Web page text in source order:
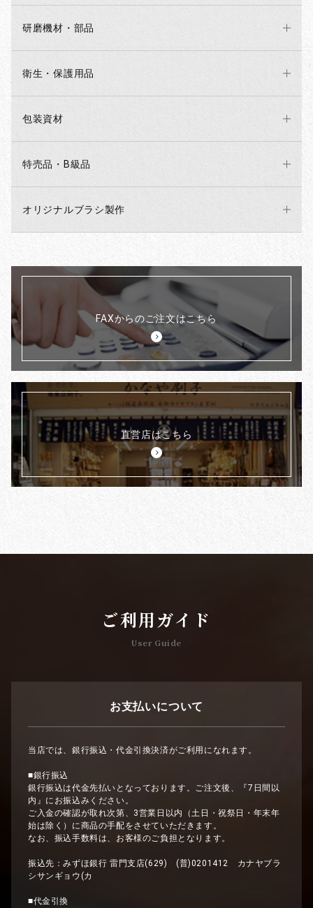
研磨機材・部品
衛生・保護用品
包装資材
特売品・B級品
オリジナルブラシ製作
FAXからのご注文はこちら
直営店はこちら
ご利用ガイド
User Guide
お支払いについて
当店では、銀行振込・代金引換決済がご利用になれます。
■銀行振込
銀行振込は代金先払いとなっております。ご注文後、『7日間以
内』にお振込みください。
ご入金の確認が取れ次第、3営業日以内（土日・祝祭日・年末年
始は除く）に商品の手配をさせていただきます。
なお、振込手数料は、お客様のご負担となります。
振込先：みずほ銀行 雷門支店(629) (普)0201412 カナヤブラ
シサンギョウ(カ
■代金引換